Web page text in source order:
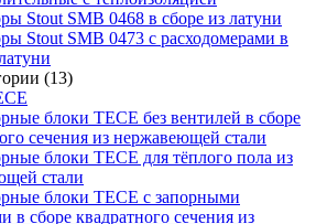
Stout SMB 0468 в сборе из латуни
Stout SMB 0473 с расходомерами в
(13)
блоки TECE без вентилей в сборе
сечения из нержавеющей стали
блоки TECE для тёплого пола из
стали
блоки TECE с запорными
в сборе квадратного сечения из